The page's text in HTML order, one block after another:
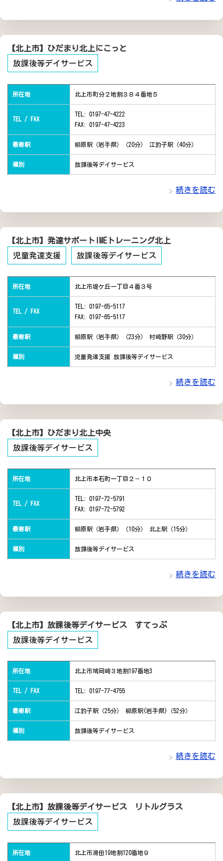
【北上市】ひだまり北上にこっと
放課後等デイサービス
所在地 北上市町分２地割３８４番地５
TEL / FAX
TEL: 0197-47-4222
FAX: 0197-47-4223
最寄駅 柳原駅（岩手県）（20分） 江釣子駅（40分）
種別 放課後等デイサービス
続きを読む
【北上市】発達サポートIMEトレーニング北上
児童発達支援
放課後等デイサービス
所在地 北上市堤ケ丘一丁目４番３号
TEL / FAX
TEL: 0197-65-5117
FAX: 0197-65-5117
最寄駅 柳原駅（岩手県）（23分） 村崎野駅（30分）
種別 児童発達支援 放課後等デイサービス
続きを読む
【北上市】ひだまり北上中央
放課後等デイサービス
所在地 北上市本石町一丁目２－１０
TEL / FAX
TEL: 0197-72-5791
FAX: 0197-72-5792
最寄駅 柳原駅（岩手県）（10分） 北上駅（15分）
種別 放課後等デイサービス
続きを読む
【北上市】放課後等デイサービス すてっぷ
放課後等デイサービス
所在地 北上市鳩岡崎３地割197番地3
TEL / FAX TEL: 0197-77-4755
最寄駅 江釣子駅（25分） 柳原駅(岩手県)（52分）
種別 放課後等デイサービス
続きを読む
【北上市】放課後等デイサービス リトルグラス
放課後等デイサービス
所在地 北上市滑田19地割120番地９